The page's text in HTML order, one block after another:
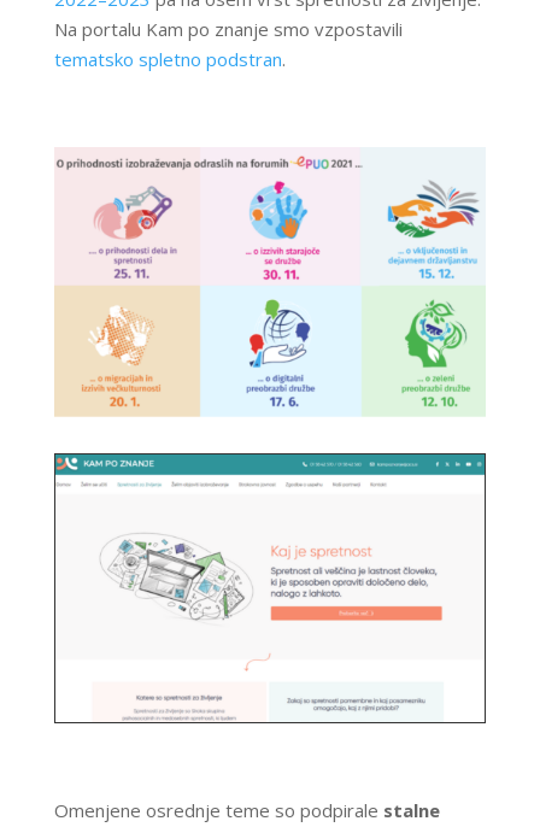
Na portalu Kam po znanje smo vzpostavili
tematsko spletno podstran.
Omenjene osrednje teme so podpirale stalne